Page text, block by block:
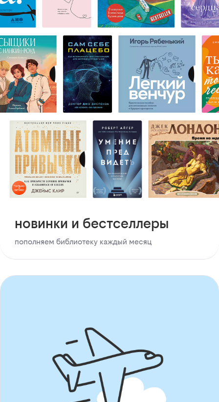
новинки и бестселлеры
пополняем библиотеку каждый месяц